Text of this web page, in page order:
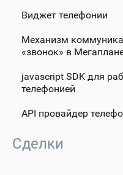
Виджет телефонии
Механизм
«звонок» в
javascript SDK для
телефонией
API провайдер
Сделки